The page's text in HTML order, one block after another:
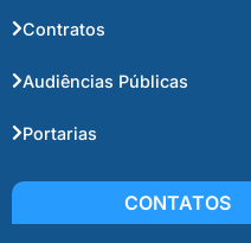
Contratos
Audiências Públicas
Portarias
CONTATOS